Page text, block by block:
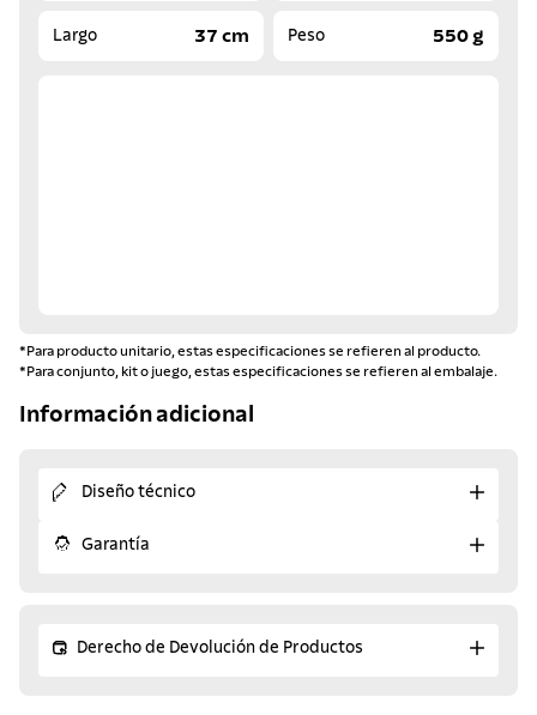
Largo 37 cm Peso 550 g
*Para producto unitario, estas especificaciones se refieren al producto.
*Para conjunto, kit o juego, estas especificaciones se refieren al embalaje.
Información adicional
Diseño técnico
Garantía
Derecho de Devolución de Productos